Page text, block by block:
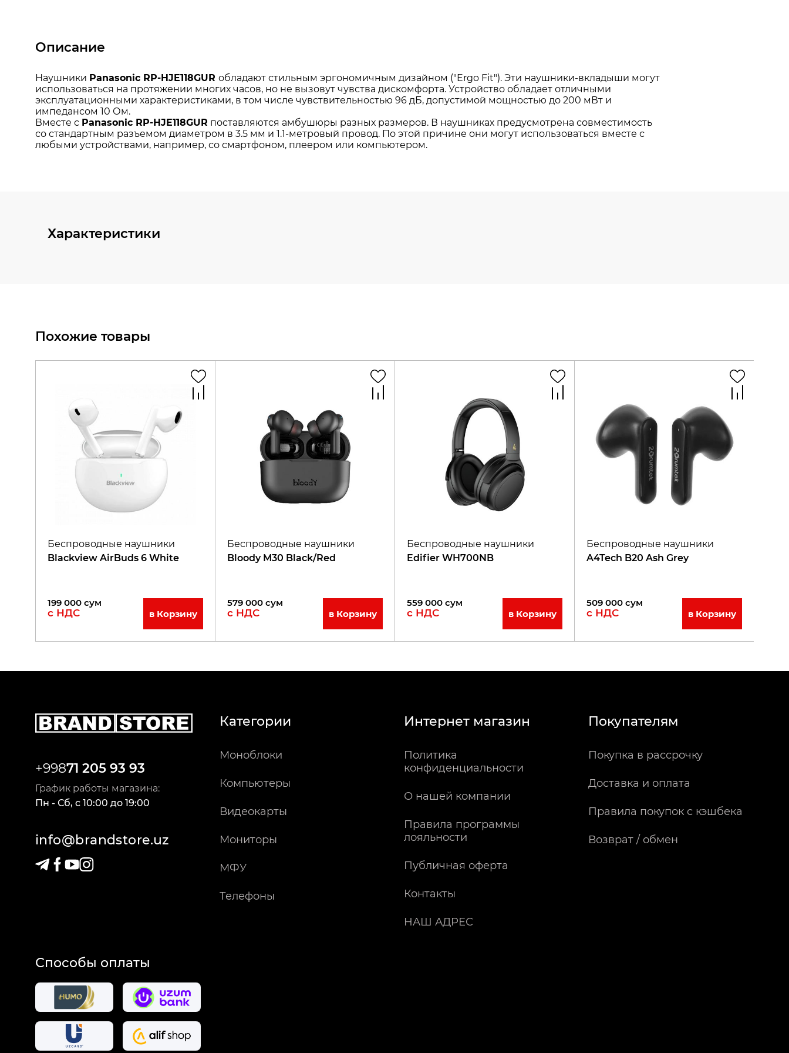
Описание
Характеристики
Похожие товары
Беспроводные наушники
Blackview AirBuds 6 White
199 000 сум
с НДС в Корзину
Беспроводные наушники
Bloody M30 Black/Red
579 000 сум
с НДС в Корзину
Беспроводные наушники
Edifier WH700NB
559 000 сум
с НДС в Корзину
Беспроводные наушники
A4Tech B20 Ash Grey
509 000 сум
с НДС в Корзину
+99871 205 93 93
График работы магазина:
Пн - Сб, c 10:00 до 19:00
info@brandstore.uz
Категории
Моноблоки
Компьютеры
Видеокарты
Мониторы
МФУ
Телефоны
Интернет магазин
Политика
конфиденциальности
О нашей компании
Правила программы
лояльности
Публичная оферта
Контакты
НАШ АДРЕС
Покупателям
Покупка в рассрочку
Доставка и оплата
Правила покупок с кэшбека
Возврат / обмен
Способы оплаты